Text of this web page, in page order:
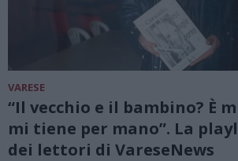
VARESE
“Il vecchio e il bambino? È
mi tiene per mano”. La
dei lettori di VareseNews